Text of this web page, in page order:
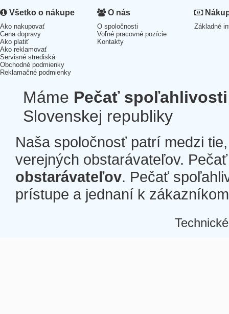
Všetko o nákupe
Ako nakupovať
Cena dopravy
Ako platiť
Ako reklamovať
Servisné strediská
Obchodné podmienky
Reklamačné podmienky
O nás
O spoločnosti
Voľné pracovné pozície
Kontakty
Základné
Máme Pečať spoľahlivosti
Slovenskej republiky
Naša spoločnosť patrí medzi
verejných obstarávateľov.
obstarávateľov. Pečať
prístupe a jednaní k